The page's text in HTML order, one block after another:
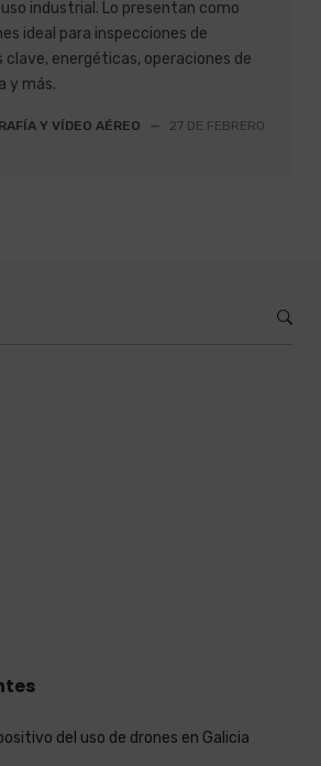
industrial. Lo presentan como
ideal para inspecciones de
energéticas, operaciones de
y más.
Y VÍDEO AÉREO —
27 DE FEBRERO
del uso de drones en Galicia